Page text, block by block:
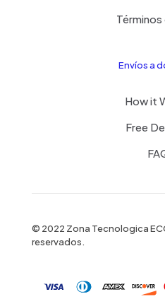
Términos
Envíos a
How it
Free
© 2022 Zona Tecnologica
reservados.